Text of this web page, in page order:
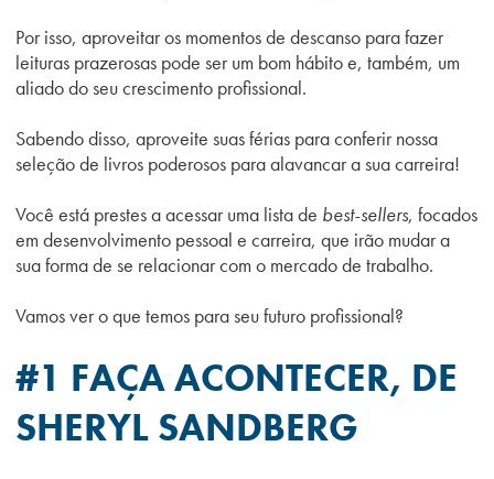
Por isso, aproveitar os momentos de descanso para fazer
leituras prazerosas pode ser um bom hábito e, também, um
aliado do seu crescimento profissional.
Sabendo disso, aproveite suas férias para conferir nossa
seleção de livros poderosos para alavancar a sua carreira!
Você está prestes a acessar uma lista de best-sellers, focados
em desenvolvimento pessoal e carreira, que irão mudar a
sua forma de se relacionar com o mercado de trabalho.
Vamos ver o que temos para seu futuro profissional?
#1 FAÇA ACONTECER, DE
SHERYL SANDBERG